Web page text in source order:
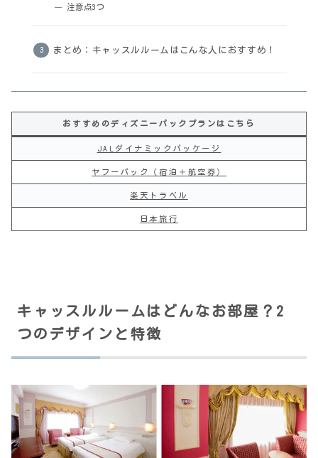
注意点3つ
まとめ：キャッスルルームはこんな人におすすめ！
おすすめのディズニーパックプランはこちら
JALダイナミックパッケージ
ヤフーパック（宿泊＋航空券）
楽天トラベル
日本旅行
キャッスルルームはどんなお部屋？2
つのデザインと特徴